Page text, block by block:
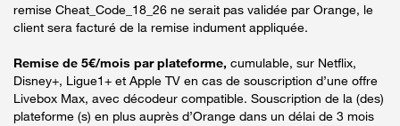
remise Cheat_Code_18_26 ne serait pas validée par Orange, le
client sera facturé de la remise indument appliquée.
Remise de 5€/mois par plateforme, cumulable, sur Netflix,
Disney+, Ligue1+ et Apple TV en cas de souscription d’une offre
Livebox Max, avec décodeur compatible. Souscription de la (des)
plateforme (s) en plus auprès d’Orange dans un délai de 3 mois